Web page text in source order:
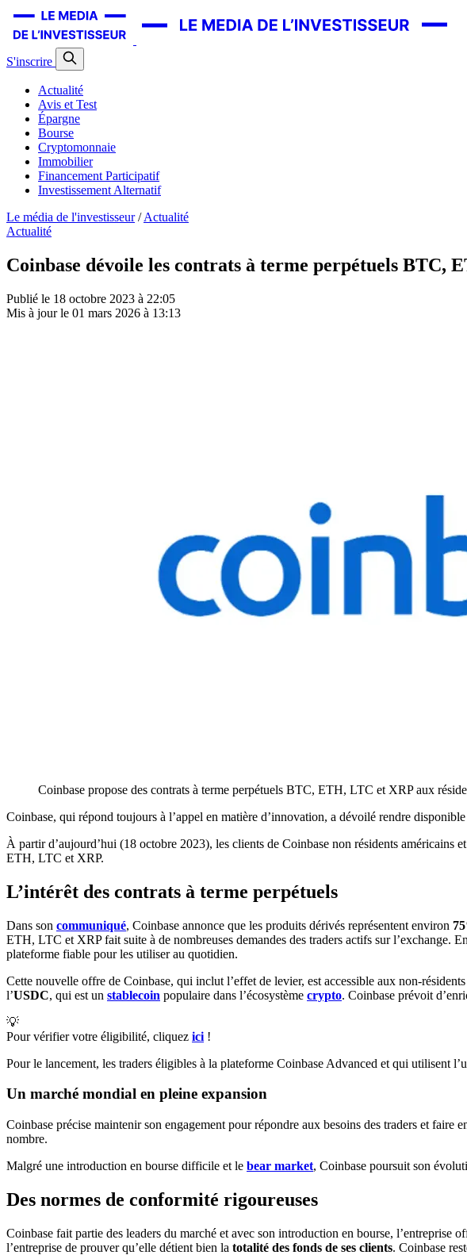
S'inscrire
Actualité
Avis et Test
Épargne
Bourse
Cryptomonnaie
Immobilier
Financement Participatif
Investissement Alternatif
Le média de l'investisseur / Actualité
Actualité
Coinbase dévoile les contrats à terme perpétuels BTC,
Publié le 18 octobre 2023 à 22:05
Mis à jour le 01 mars 2026 à 13:13
Coinbase propose des contrats à terme perpétuels BTC, ETH, LTC et XRP aux
Coinbase, qui répond toujours à l’appel en matière d’innovation, a dévoilé rendre
À partir d’aujourd’hui (18 octobre 2023), les clients de Coinbase non résidents
ETH, LTC et XRP.
L’intérêt des contrats à terme perpétuels
Dans son communiqué, Coinbase annonce que les produits dérivés représentent environ
ETH, LTC et XRP fait suite à de nombreuses demandes des traders actifs sur l’exchange.
plateforme fiable pour les utiliser au quotidien.
Cette nouvelle offre de Coinbase, qui inclut l’effet de levier, est accessible aux non-
l’USDC, qui est un stablecoin populaire dans l’écosystème crypto. Coinbase prévoit
💡
Pour vérifier votre éligibilité, cliquez ici !
Pour le lancement, les traders éligibles à la plateforme Coinbase Advanced et qui utilisent
Un marché mondial en pleine expansion
Coinbase précise maintenir son engagement pour répondre aux besoins des traders et faire
nombre.
Malgré une introduction en bourse difficile et le bear market, Coinbase poursuit son
Des normes de conformité rigoureuses
Coinbase fait partie des leaders du marché et avec son introduction en bourse, l’entreprise
l’entreprise de prouver qu’elle détient bien la totalité des fonds de ses clients. Coinbase